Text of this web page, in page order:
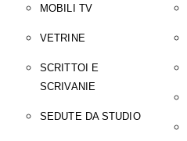
MOBILI TV
VETRINE
SCRITTOI E
SCRIVANIE
SEDUTE DA STUDIO